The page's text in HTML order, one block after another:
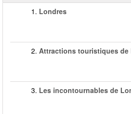
1. Londres
2. Attractions touristiques de
3. Les incontournables de